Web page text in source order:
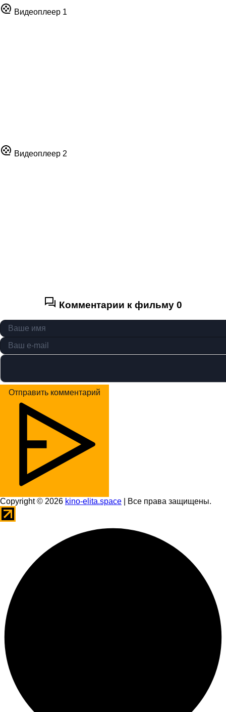
Видеоплеер 1
Видеоплеер 2
Комментарии к фильму 0
Отправить комментарий
Copyright © 2026 kino-elita.space | Все права защищены.